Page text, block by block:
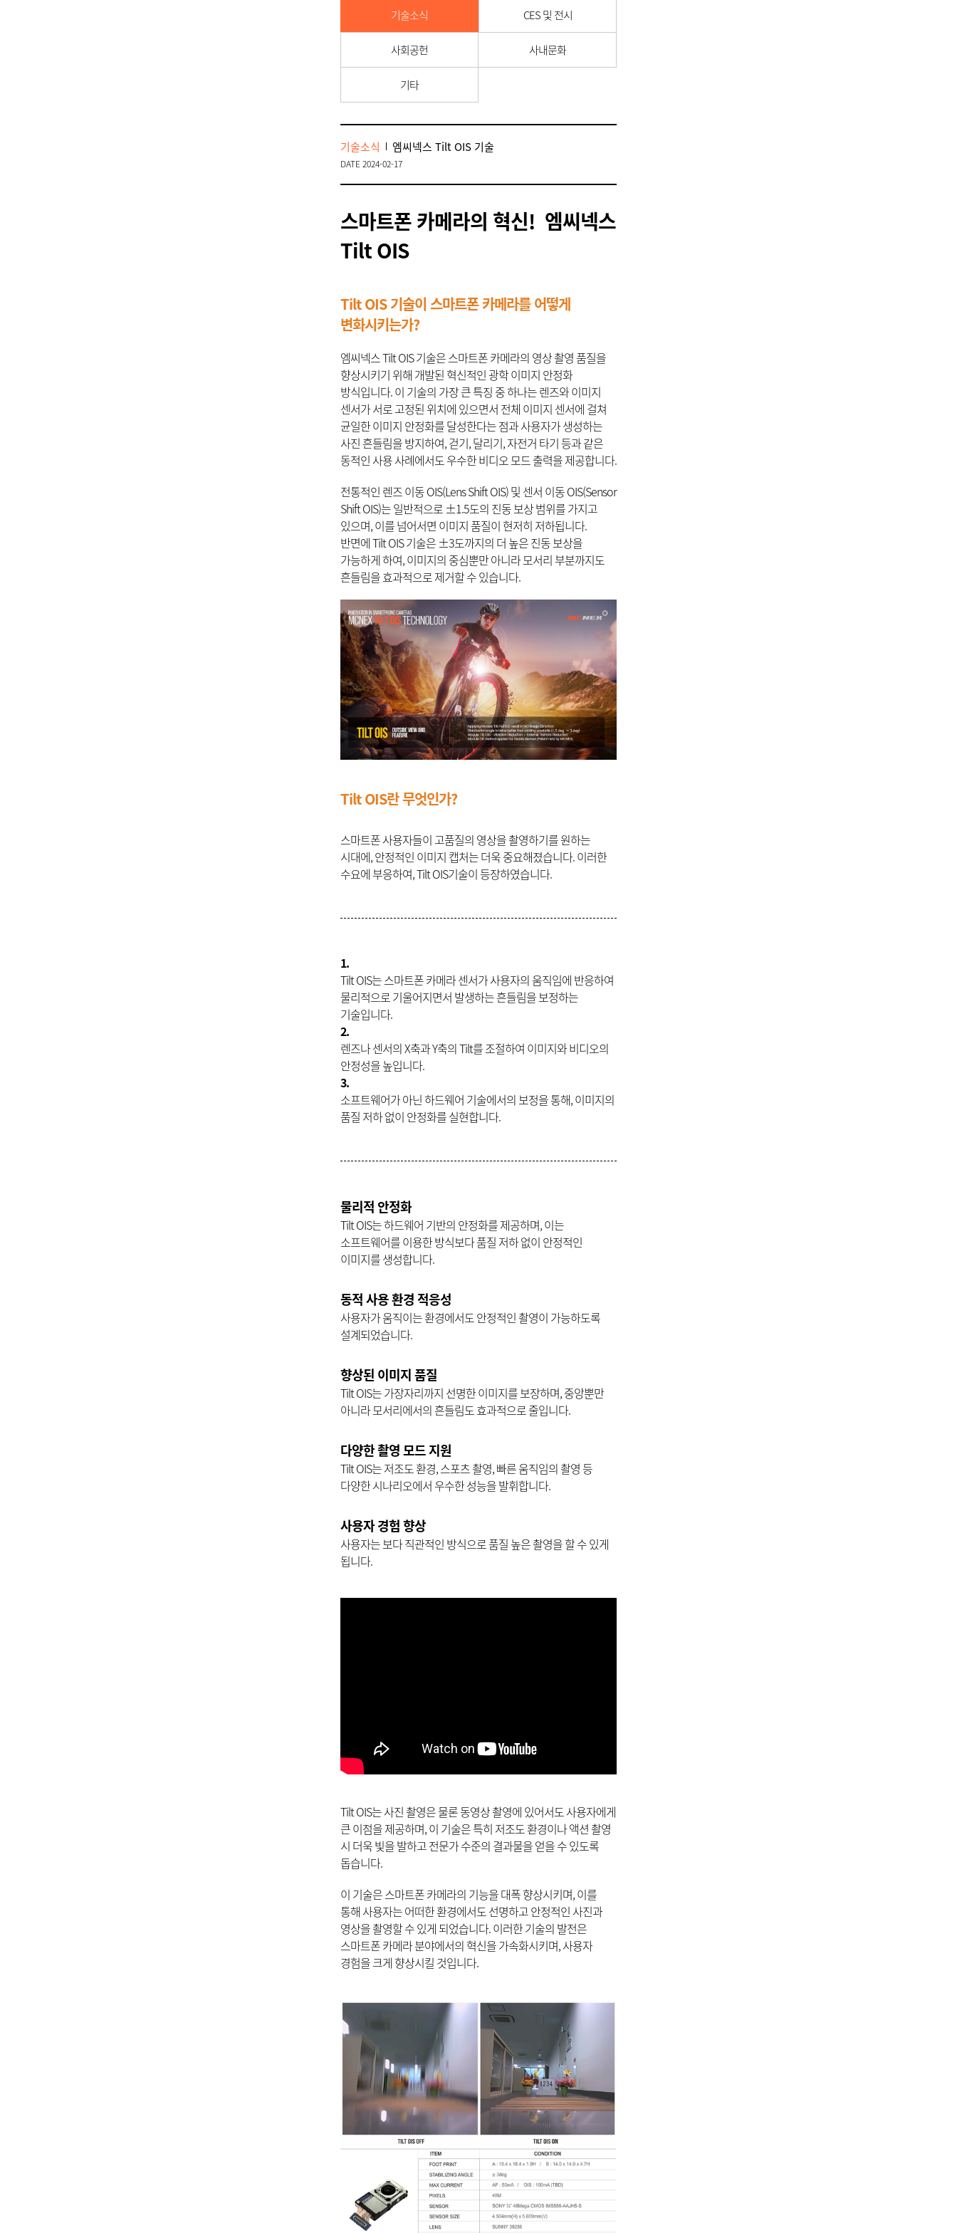
기술소식 CES 및 전시
사회공헌 사내문화
기타
기술소식 엠씨넥스 Tilt OIS 기술
DATE 2024-02-17
스마트폰 카메라의 혁신! 엠씨넥스
Tilt OIS
Tilt OIS 기술이 스마트폰 카메라를 어떻게
변화시키는가?
엠씨넥스 Tilt OIS 기술은 스마트폰 카메라의 영상 촬영 품질을
향상시키기 위해 개발된 혁신적인 광학 이미지 안정화
방식입니다. 이 기술의 가장 큰 특징 중 하나는 렌즈와 이미지
센서가 서로 고정된 위치에 있으면서 전체 이미지 센서에 걸쳐
균일한 이미지 안정화를 달성한다는 점과 사용자가 생성하는
사진 흔들림을 방지하여, 걷기, 달리기, 자전거 타기 등과 같은
동적인 사용 사례에서도 우수한 비디오 모드 출력을 제공합니다.
전통적인 렌즈 이동 OIS(Lens Shift OIS) 및 센서 이동 OIS(Sensor
Shift OIS)는 일반적으로 ±1.5도의 진동 보상 범위를 가지고
있으며, 이를 넘어서면 이미지 품질이 현저히 저하됩니다.
반면에 Tilt OIS 기술은 ±3도까지의 더 높은 진동 보상을
가능하게 하여, 이미지의 중심뿐만 아니라 모서리 부분까지도
흔들림을 효과적으로 제거할 수 있습니다.
Tilt OIS란 무엇인가?
스마트폰 사용자들이 고품질의 영상을 촬영하기를 원하는
시대에, 안정적인 이미지 캡처는 더욱 중요해졌습니다. 이러한
수요에 부응하여, Tilt OIS기술이 등장하였습니다.
1.
Tilt OIS는 스마트폰 카메라 센서가 사용자의 움직임에 반응하여
물리적으로 기울어지면서 발생하는 흔들림을 보정하는
기술입니다.
2.
렌즈나 센서의 X축과 Y축의 Tilt를 조절하여 이미지와 비디오의
안정성을 높입니다.
3.
소프트웨어가 아닌 하드웨어 기술에서의 보정을 통해, 이미지의
품질 저하 없이 안정화를 실현합니다.
물리적 안정화
Tilt OIS는 하드웨어 기반의 안정화를 제공하며, 이는
소프트웨어를 이용한 방식보다 품질 저하 없이 안정적인
이미지를 생성합니다.
동적 사용 환경 적응성
사용자가 움직이는 환경에서도 안정적인 촬영이 가능하도록
설계되었습니다.
향상된 이미지 품질
Tilt OIS는 가장자리까지 선명한 이미지를 보장하며, 중앙뿐만
아니라 모서리에서의 흔들림도 효과적으로 줄입니다.
다양한 촬영 모드 지원
Tilt OIS는 저조도 환경, 스포츠 촬영, 빠른 움직임의 촬영 등
다양한 시나리오에서 우수한 성능을 발휘합니다.
사용자 경험 향상
사용자는 보다 직관적인 방식으로 품질 높은 촬영을 할 수 있게
됩니다.
Tilt OIS는 사진 촬영은 물론 동영상 촬영에 있어서도 사용자에게
큰 이점을 제공하며, 이 기술은 특히 저조도 환경이나 액션 촬영
시 더욱 빛을 발하고 전문가 수준의 결과물을 얻을 수 있도록
돕습니다.
이 기술은 스마트폰 카메라의 기능을 대폭 향상시키며, 이를
통해 사용자는 어떠한 환경에서도 선명하고 안정적인 사진과
영상을 촬영할 수 있게 되었습니다. 이러한 기술의 발전은
스마트폰 카메라 분야에서의 혁신을 가속화시키며, 사용자
경험을 크게 향상시킬 것입니다.